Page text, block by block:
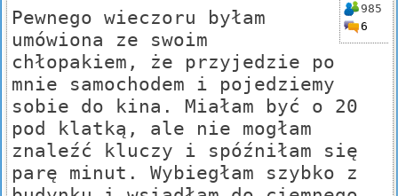
985
6
Pewnego wieczoru byłam
umówiona ze swoim
chłopakiem, że przyjedzie po
mnie samochodem i pojedziemy
sobie do kina. Miałam być o 20
pod klatką, ale nie mogłam
znaleźć kluczy i spóźniłam się
parę minut. Wybiegłam szybko z